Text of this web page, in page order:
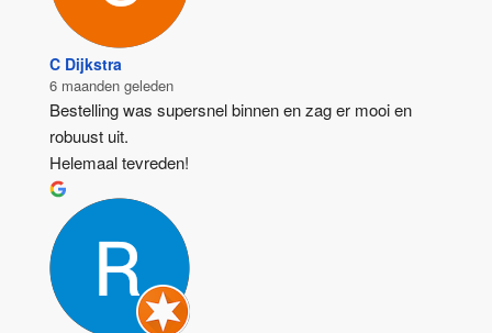
C Dijkstra
6 maanden geleden
Bestelling was supersnel binnen en zag er mooi en
robuust uit.
Helemaal tevreden!